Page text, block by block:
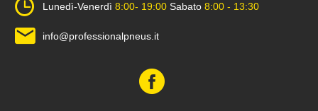
Lunedì-Venerdì 8:00- 19:00 Sabato 8:00 - 13:30
info@professionalpneus.it